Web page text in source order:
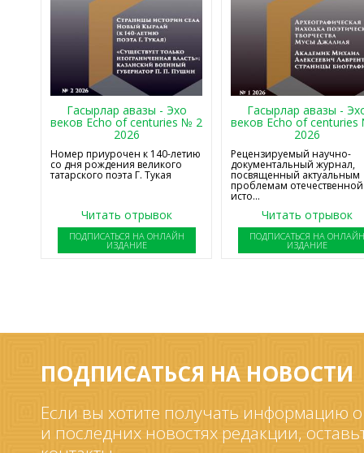
Гасырлар авазы - Эхо
веков Echo of centuries № 2
2026
Номер приурочен к 140-летию
со дня рождения великого
татарского поэта Г. Тукая
Читать отрывок
ПОДПИСАТЬСЯ НА ОНЛАЙН
ИЗДАНИЕ
Гасырлар авазы -
веков Echo of
2026
Рецензируемый научно-
документальный журнал,
посвященный актуальным
проблемам отечественной
исто...
Читать отрывок
ПОДПИСАТЬСЯ НА
ИЗДАНИЕ
ПОДПИСАТЬСЯ НА НОВОСТИ
Если вы хотите получать информацию
и последних новостях редакции,